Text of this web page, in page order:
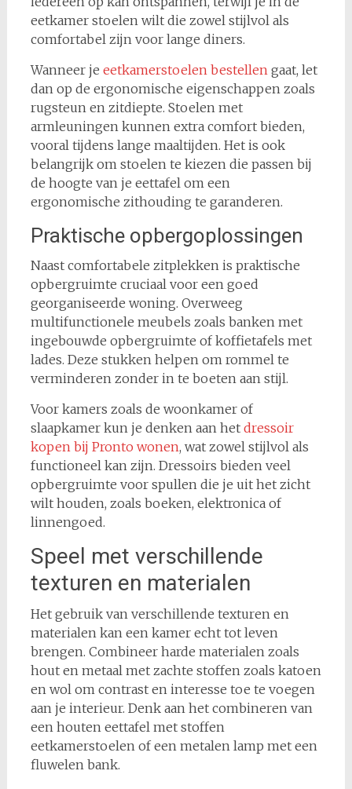
eetkamer stoelen wilt die zowel stijlvol als
comfortabel zijn voor lange diners.
Wanneer je eetkamerstoelen bestellen gaat, let
dan op de ergonomische eigenschappen zoals
rugsteun en zitdiepte. Stoelen met
armleuningen kunnen extra comfort bieden,
vooral tijdens lange maaltijden. Het is ook
belangrijk om stoelen te kiezen die passen bij
de hoogte van je eettafel om een
ergonomische zithouding te garanderen.
Praktische opbergoplossingen
Naast comfortabele zitplekken is praktische
opbergruimte cruciaal voor een goed
georganiseerde woning. Overweeg
multifunctionele meubels zoals banken met
ingebouwde opbergruimte of koffietafels met
lades. Deze stukken helpen om rommel te
verminderen zonder in te boeten aan stijl.
Voor kamers zoals de woonkamer of
slaapkamer kun je denken aan het dressoir
kopen bij Pronto wonen, wat zowel stijlvol als
functioneel kan zijn. Dressoirs bieden veel
opbergruimte voor spullen die je uit het zicht
wilt houden, zoals boeken, elektronica of
linnengoed.
Speel met verschillende
texturen en materialen
Het gebruik van verschillende texturen en
materialen kan een kamer echt tot leven
brengen. Combineer harde materialen zoals
hout en metaal met zachte stoffen zoals katoen
en wol om contrast en interesse toe te voegen
aan je interieur. Denk aan het combineren van
een houten eettafel met stoffen
eetkamerstoelen of een metalen lamp met een
fluwelen bank.